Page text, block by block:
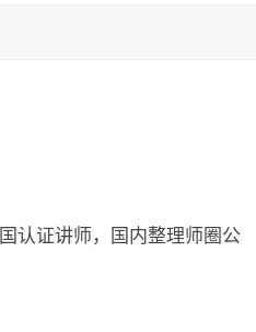
认证讲师，国内整理师圈公